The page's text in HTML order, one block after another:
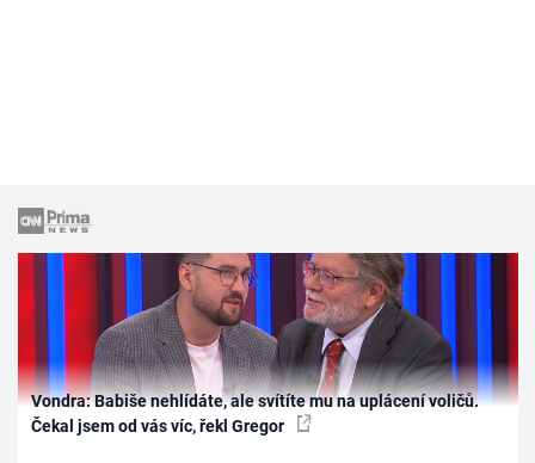
Vondra: Babiše nehlídáte, ale svítíte mu na uplácení voličů.
Čekal jsem od vás víc, řekl Gregor